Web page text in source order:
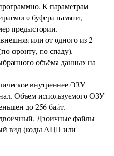
К параметрам
буфера памяти,
предыстории.
или от одного из 2
фронту, по спаду).
объёма данных на
внутреннее ОЗУ,
Объем используемого ОЗУ
до 256 байт.
Двоичные файлы
вид (коды АЦП или